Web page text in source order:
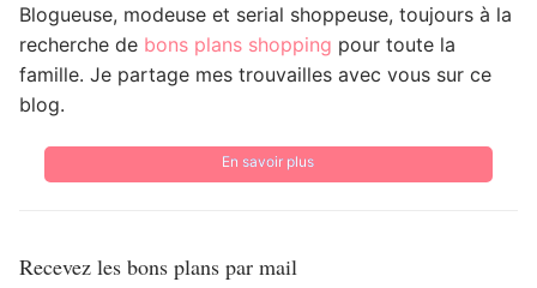
Blogueuse, modeuse et serial shoppeuse, toujours à la
recherche de bons plans shopping pour toute la
famille. Je partage mes trouvailles avec vous sur ce
blog.
En savoir plus
Recevez les bons plans par mail